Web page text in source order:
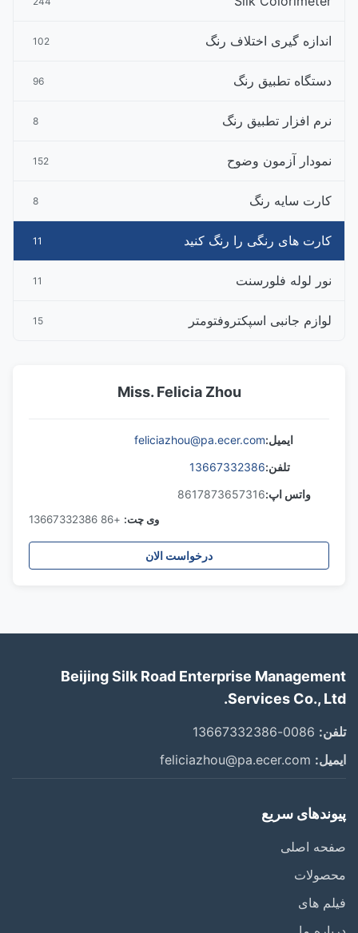
اندازه گیری اختلاف رنگ 102
دستگاه تطبیق رنگ 96
نرم افزار تطبیق رنگ 8
نمودار آزمون وضوح 152
کارت سایه رنگ 8
کارت های رنگی را رنگ کنید 11
نور لوله فلورسنت 11
لوازم جانبی اسپکتروفتومتر 15
Miss. Felicia Zhou
ایمیل:feliciazhou@pa.ecer.com
تلفن:13667332386
واتس اپ:8617873657316
وی چت: +86 13667332386
درخواست الان
Beijing Silk Road Enterprise Management
Services Co., Ltd.
تلفن:
ایمیل:
پیوندهای سریع
صفحه اصلی
محصولات
فیلم های